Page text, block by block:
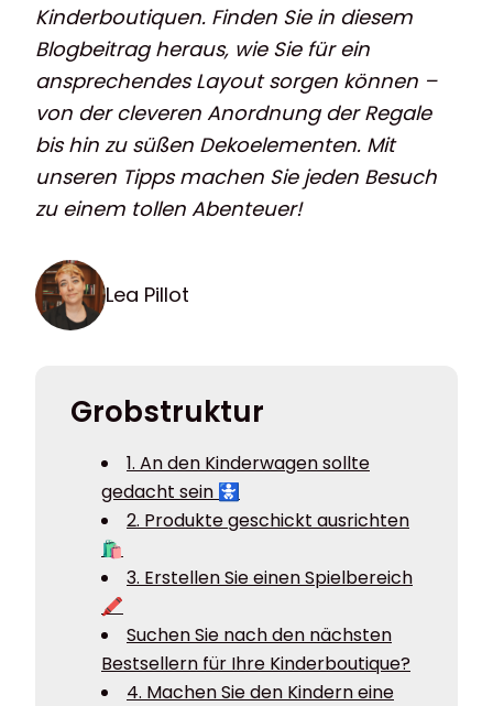
Kinderboutiquen. Finden Sie in diesem
Blogbeitrag heraus, wie Sie für ein
ansprechendes Layout sorgen können –
von der cleveren Anordnung der Regale
bis hin zu süßen Dekoelementen. Mit
unseren Tipps machen Sie jeden Besuch
zu einem tollen Abenteuer!
Lea Pillot
Grobstruktur
1. An den Kinderwagen sollte
gedacht sein 🚼
2. Produkte geschickt ausrichten
🛍️
3. Erstellen Sie einen Spielbereich
🖍️
Suchen Sie nach den nächsten
Bestsellern für Ihre Kinderboutique?
4. Machen Sie den Kindern eine